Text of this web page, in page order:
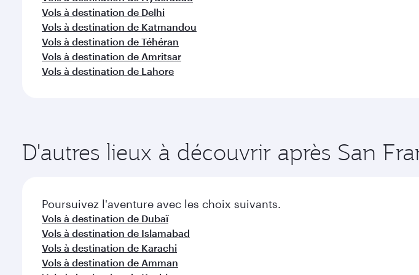
Choisissez une ville et commencez votre exploration !
Vols à destination de Atlanta
Vols à destination de Washington D.C.
Vols à destination de Boston
Vols à destination de Chicago
Vols à destination de Los Angeles
Vols à destination de Mumbai
Vols à destination de Hyderabad
Vols à destination de Delhi
Vols à destination de Katmandou
Vols à destination de Téhéran